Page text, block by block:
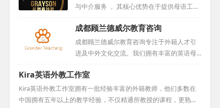
着《国家中长期教育改革和发展规划纲要》的推进，金米教育期
望与您携手，共同探索外语教学模式的创新与技术融合，丰富教
学内容，打造特色品牌，成为您提升外语教学水平的最佳助手和
合作伙伴，共绘教育新篇。...
与中介服务 ， 其核心优势在于提供母语工签
外教 ， 外教资源丰富且稳定可靠 。 公司凭
借完善的服务体系 ， 确保客户在使用过程中
能够安心无忧 。 目前 ， 大连格瑞森已在全
国范围内与百家以上的合作机构建立了稳固
的合作关系 ， 赢得了广泛赞誉 。 我们诚挚
欢迎各界合作伙伴的加入 ， 共同开创美好未
来 。...
成都顾兰德威尔教育咨询
成都顾兰德威尔教育咨询专注于外籍人才引
进及中外文化交流。我们拥有丰富的英语母
语外籍人才资源，这些人才大多来自英美等
国家，并且多数未曾踏足中国，易于融入并
适应新环境。多年的积累使我们与众多国外
机构和个人建立了紧密合作关系，确保能够
Kira英语外教工作室
Kira英语外教工作室拥有一批经验丰富的外籍教师，他们多数在
中国拥有五年以上的教学经验，不仅精通所教授的课程，更熟悉